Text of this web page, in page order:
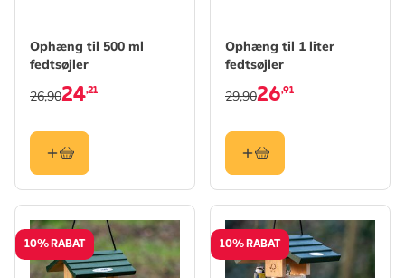
Ophæng til 500 ml
fedtsøjler
24,21
26,90
Ophæng til 1 liter
fedtsøjler
26,91
29,90
10% RABAT 10% RABAT